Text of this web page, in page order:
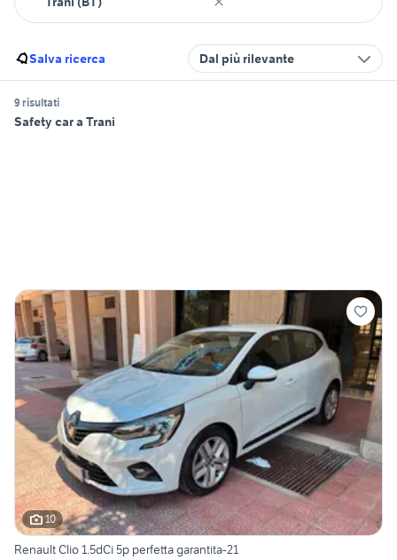
Salva ricerca Dal più rilevante
9 risultati
Safety car a Trani
10
Renault Clio 1.5dCi 5p perfetta garantita-21